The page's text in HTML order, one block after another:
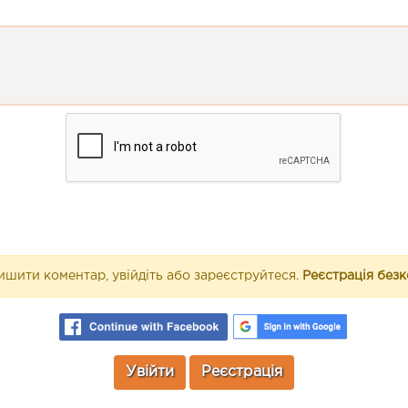
коментар, увійдіть або зареєструйтеся. Реєстрація
Увійти Реєстрація